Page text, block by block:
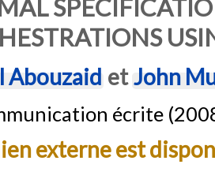
Abouzaid etJohn
écrite
externe est